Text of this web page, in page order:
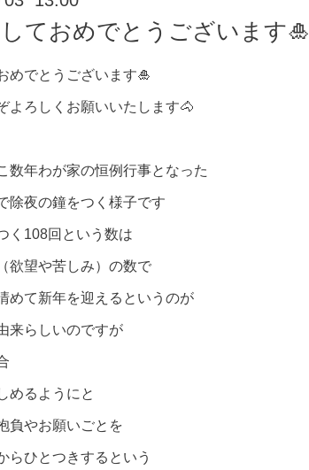
ておめでとうございます🎍
めでとうございます🎍
よろしくお願いいたします🐴
数年わが家の恒例行事となった
除夜の鐘をつく様子です
く108回という数は
欲望や苦しみ）の数で
めて新年を迎えるというのが
来らしいのですが
めるようにと
負やお願いごとを
らひとつきするという